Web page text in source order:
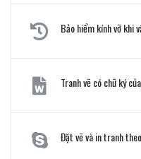
Bảo hiểm kính vỡ khi
Tranh vẽ có chữ ký
Đặt vẽ và in tranh